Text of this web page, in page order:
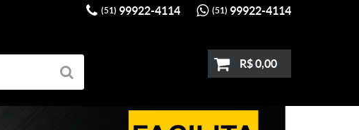
(51) 99922-4114 (51) 99922-4114
R$ 0,00